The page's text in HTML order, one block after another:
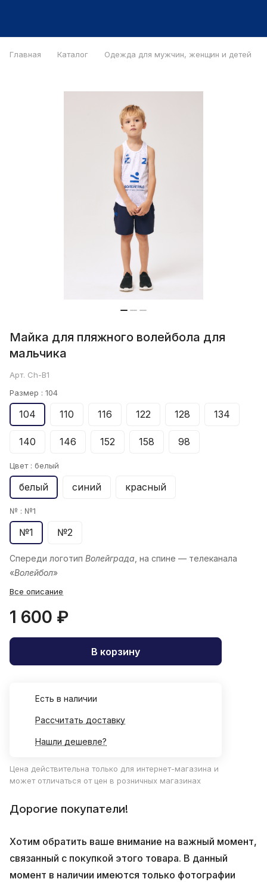
Главная Каталог Одежда для мужчин, женщин и детей
Майка для пляжного волейбола для
мальчика
Арт. Ch-B1
Размер : 104
104 110 116 122 128 134
140 146 152 158 98
Цвет : белый
белый синий красный
№ : №1
№1 №2
Спереди логотип Волейграда, на спине — телеканала
«Волейбол»
Все описание
1 600 ₽
В корзину
Есть в наличии
Рассчитать доставку
Нашли дешевле?
Цена действительна только для интернет-магазина и
может отличаться от цен в розничных магазинах
Дорогие покупатели!
Хотим обратить ваше внимание на важный момент,
связанный с покупкой этого товара. В данный
момент в наличии имеются только фотографии